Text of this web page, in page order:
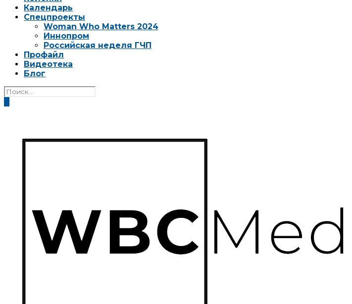
Календарь
Спецпроекты
Woman Who Matters 2024
Иннопром
Российская неделя ГЧП
Профайл
Видеотека
Блог